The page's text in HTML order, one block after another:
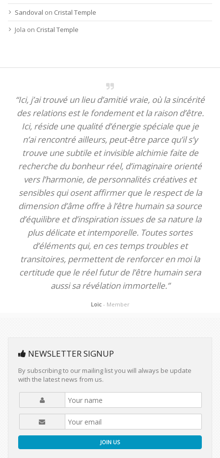
Sandoval on Cristal Temple
Jola on Cristal Temple
“Ici, j’ai trouvé un lieu d’amitié vraie, où la sincérité
des relations est le fondement et la raison d’être.
Ici, réside une qualité d’énergie spéciale que je
n’ai rencontré ailleurs, peut-être parce qu’il s’y
trouve une subtile et invisible alchimie faite de
recherche du bonheur réel, d’imaginaire orienté
vers l’harmonie, de personnalités créatives et
sensibles qui osent affirmer que le respect de la
dimension d’âme offre à l’être humain sa source
d’équilibre et d’inspiration issues de sa nature la
plus délicate et intemporelle. Toutes sortes
d’éléments qui, en ces temps troubles et
transitoires, permettent de renforcer en moi la
certitude que le réel futur de l’être humain sera
aussi sa révélation immortelle.”
Loic - Member
NEWSLETTER SIGNUP
By subscribing to our mailing list you will always be update
with the latest news from us.
JOIN US